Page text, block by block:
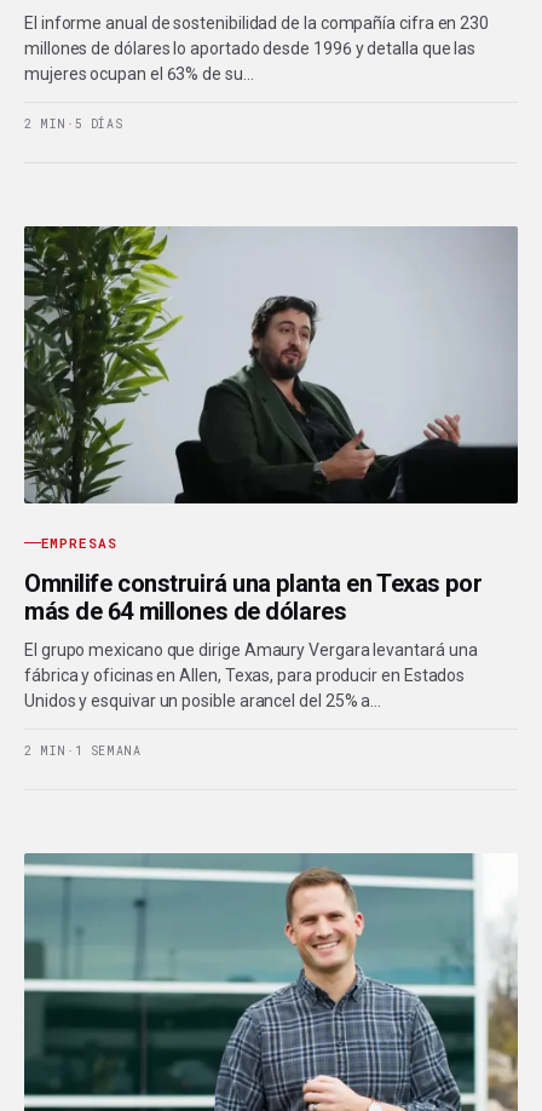
El informe anual de sostenibilidad de la compañía cifra en 230
millones de dólares lo aportado desde 1996 y detalla que las
mujeres ocupan el 63% de su…
2 MIN · 5 DÍAS
EMPRESAS
Omnilife construirá una planta en Texas por
más de 64 millones de dólares
El grupo mexicano que dirige Amaury Vergara levantará una
fábrica y oficinas en Allen, Texas, para producir en Estados
Unidos y esquivar un posible arancel del 25% a…
2 MIN · 1 SEMANA